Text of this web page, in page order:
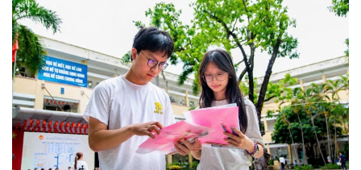
Vì cộng đồng
Chuyển đổi số